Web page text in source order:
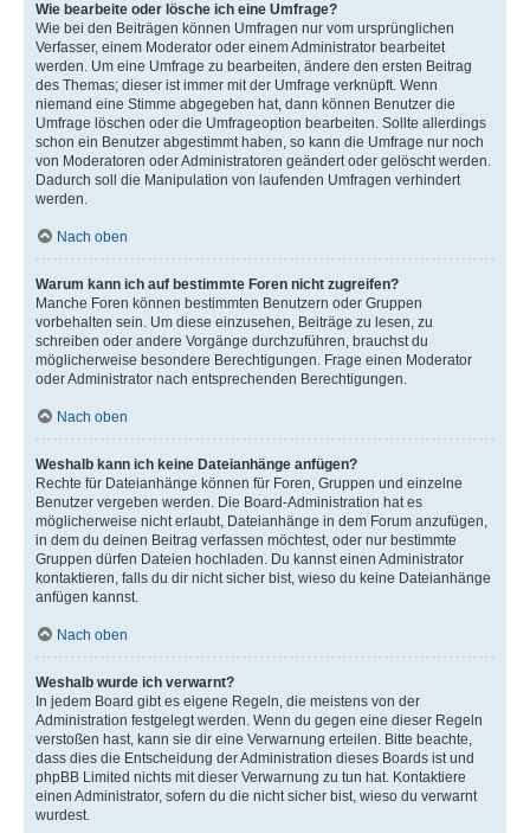
Wie bearbeite oder lösche ich eine Umfrage?
Wie bei den Beiträgen können Umfragen nur vom ursprünglichen
Verfasser, einem Moderator oder einem Administrator bearbeitet
werden. Um eine Umfrage zu bearbeiten, ändere den ersten Beitrag
des Themas; dieser ist immer mit der Umfrage verknüpft. Wenn
niemand eine Stimme abgegeben hat, dann können Benutzer die
Umfrage löschen oder die Umfrageoption bearbeiten. Sollte allerdings
schon ein Benutzer abgestimmt haben, so kann die Umfrage nur noch
von Moderatoren oder Administratoren geändert oder gelöscht werden.
Dadurch soll die Manipulation von laufenden Umfragen verhindert
werden.
Nach oben
Warum kann ich auf bestimmte Foren nicht zugreifen?
Manche Foren können bestimmten Benutzern oder Gruppen
vorbehalten sein. Um diese einzusehen, Beiträge zu lesen, zu
schreiben oder andere Vorgänge durchzuführen, brauchst du
möglicherweise besondere Berechtigungen. Frage einen Moderator
oder Administrator nach entsprechenden Berechtigungen.
Nach oben
Weshalb kann ich keine Dateianhänge anfügen?
Rechte für Dateianhänge können für Foren, Gruppen und einzelne
Benutzer vergeben werden. Die Board-Administration hat es
möglicherweise nicht erlaubt, Dateianhänge in dem Forum anzufügen,
in dem du deinen Beitrag verfassen möchtest, oder nur bestimmte
Gruppen dürfen Dateien hochladen. Du kannst einen Administrator
kontaktieren, falls du dir nicht sicher bist, wieso du keine Dateianhänge
anfügen kannst.
Nach oben
Weshalb wurde ich verwarnt?
In jedem Board gibt es eigene Regeln, die meistens von der
Administration festgelegt werden. Wenn du gegen eine dieser Regeln
verstoßen hast, kann sie dir eine Verwarnung erteilen. Bitte beachte,
dass dies die Entscheidung der Administration dieses Boards ist und
phpBB Limited nichts mit dieser Verwarnung zu tun hat. Kontaktiere
einen Administrator, sofern du die nicht sicher bist, wieso du verwarnt
wurdest.